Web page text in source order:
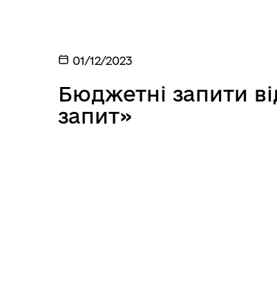
01/12/2023
Бюджетні запити
запит»